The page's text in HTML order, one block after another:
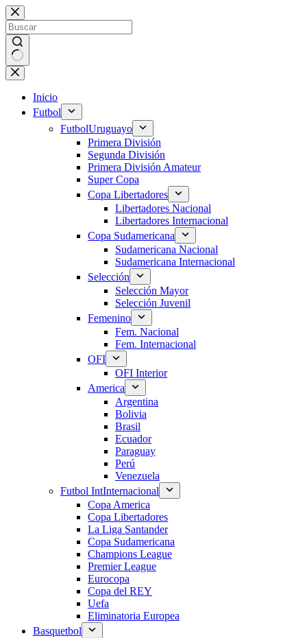
Saltar
al
contenido
Sin
resultados
Inicio
Futbol
FutbolUruguayo
Primera División
Segunda División
Primera División Amateur
Super Copa
Copa Libertadores
Libertadores Nacional
Libertadores Internacional
Copa Sudamericana
Sudamericana Nacional
Sudamericana Internacional
Selección
Selección Mayor
Selección Juvenil
Femenino
Fem. Nacional
Fem. Internacional
OFI
OFI Interior
America
Argentina
Bolivia
Brasil
Ecuador
Paraguay
Perú
Venezuela
Futbol IntInternacional
Copa America
Copa Libertadores
La Liga Santander
Copa Sudamericana
Champions League
Premier League
Eurocopa
Copa del REY
Uefa
Eliminatoria Europea
Basquetbol